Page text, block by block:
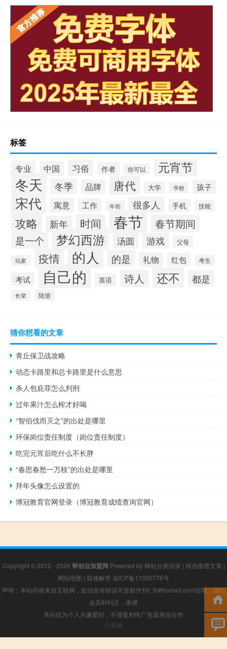
标签
专业 中国 习俗 作者 你可以 元宵节
冬天 冬季 品牌 唐代 大学 学校 孩子
宋代 寓意 工作 年初 很多人 手机 技能
攻略 新年 时间 春节 春节期间
是一个 梦幻西游 汤圆 游戏 父母
玩家 疫情 的人 的是 礼物 红包 考生
考试 自己的 英语 诗人 还不 都是
长辈 陆游
猜你想看的文章
青丘保卫战攻略
动态卡路里和总卡路里是什么意思
杀人包庇罪怎么判刑
过年果汁怎么榨才好喝
“智伯伐而灭之”的出处是哪里
环保岗位责任制度（岗位责任制度）
吃完元宵后吃什么不长胖
“春思春愁一万枝”的出处是哪里
拜年头像怎么设置的
博冠教育官网登录（博冠教育成绩查询官网）
Copyright © 2012 - 2026 帮创业加盟网 Powered by 网站分类目录 | 精选推荐文章 |
网站地图 | 疑难解答 渝ICP备11000776号
声明：本站内容来自互联网，如信息有错误可发邮件到f_fb#foxmail.com说明，我们
会及时纠正，谢谢
本站仅为个人兴趣爱好，不接盈利性广告及商业合作
小男孩